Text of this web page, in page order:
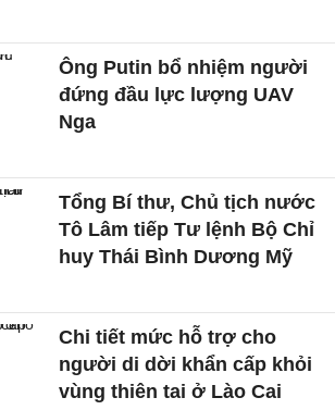
Ông Putin bổ nhiệm người
đứng đầu lực lượng UAV
Nga
Tổng Bí thư, Chủ tịch nước
Tô Lâm tiếp Tư lệnh Bộ Chỉ
huy Thái Bình Dương Mỹ
Chi tiết mức hỗ trợ cho
người di dời khẩn cấp khỏi
vùng thiên tai ở Lào Cai